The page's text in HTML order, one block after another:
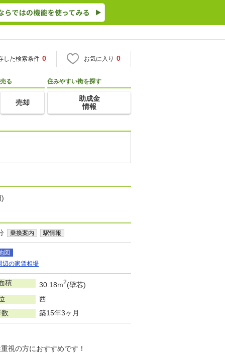
した検索条件 0 お気に入り 0
売る
売却
住みやすい街を探す
助成金
情報
乗換案内 駅情報
図
辺の家賃相場
積 30.18m2(壁芯)
西
築15年3ヶ月
視の方におすすめです！